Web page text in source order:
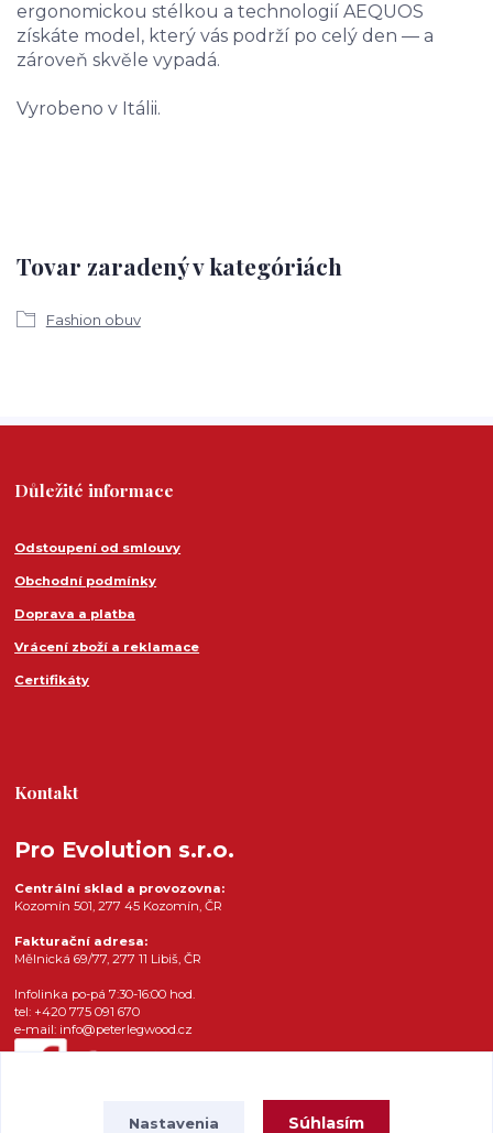
ergonomickou stélkou a technologií AEQUOS
získáte model, který vás podrží po celý den — a
zároveň skvěle vypadá.
Vyrobeno v Itálii.
Tovar zaradený v kategóriách
Fashion obuv
Důležité informace
Odstoupení od smlouvy
Obchodní podmínky
Doprava a platba
Vrácení zboží a reklamace
Certifikáty
Kontakt
Pro Evolution s.r.o.
Centrální sklad a provozovna:
Kozomín 501, 277 45 Kozomín, ČR
Fakturační adresa:
Mělnická 69/77, 277 11 Libiš, ČR
Infolinka po-pá 7:30-16:00 hod.
tel: +420 775 091 670
e-mail: info@peterlegwood.cz
Nastavenia Súhlasím